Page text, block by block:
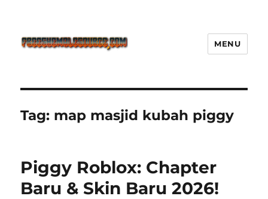
Defense Main Game Ini Pasti
Ketagihan!
MENU
Tag: map masjid kubah piggy
Piggy Roblox: Chapter
Baru & Skin Baru 2026!